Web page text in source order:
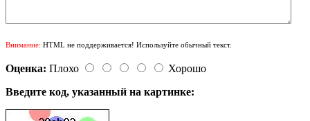
Внимание: HTML не поддерживается! Используйте обычный текст.
Оценка: Плохо
Хорошо
Введите код, указанный на картинке: